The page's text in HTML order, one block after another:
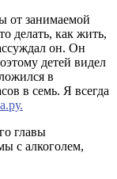
от занимаемой
делать, как жить,
он. Он
детей видел
в
в семь. Я всегда
главы
с алкоголем,